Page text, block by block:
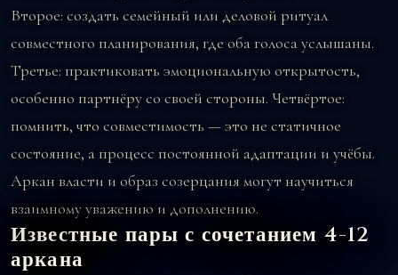
Второе: создать семейный или деловой ритуал
совместного планирования, где оба голоса услышаны.
Третье: практиковать эмоциональную открытость,
особенно партнёру со своей стороны. Четвёртое:
помнить, что совместимость — это не статичное
состояние, а процесс постоянной адаптации и учёбы.
Аркан власти и образ созерцания могут научиться
взаимному уважению и дополнению.
Известные пары с сочетанием 4-12
аркана